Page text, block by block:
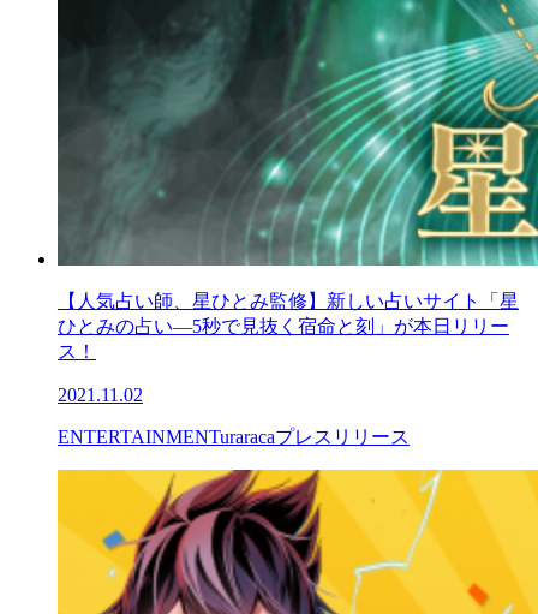
【人気占い師、星ひとみ監修】新しい占いサイト「星
ひとみの占い―5秒で見抜く宿命と刻」が本日リリー
ス！
2021.11.02
ENTERTAINMENTuraracaプレスリリース